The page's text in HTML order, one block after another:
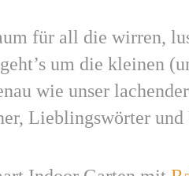
für all die wirren,
um die kleinen
wie unser
Lieblingswörter